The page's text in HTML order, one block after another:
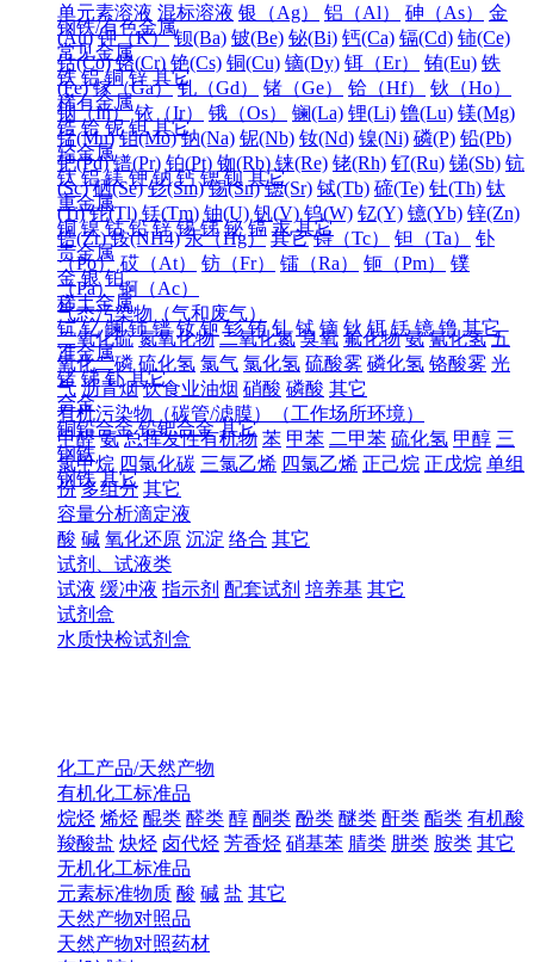
单元素溶液 混标溶液 银（Ag） 铝（Al） 砷（As）
金
(Au) 钾（K） 钡(Ba) 铍(Be) 铋(Bi) 钙(Ca) 镉(Cd) 铈(Ce)
钴(Co) 铬(Cr) 铯(Cs) 铜(Cu) 镝(Dy) 铒（Er） 铕(Eu) 铁
(Fe) 镓（Ga） 钆（Gd） 锗（Ge） 铪（Hf）
钬（Ho）
铟（In） 铱（Ir） 锇（Os） 镧(La) 锂(Li) 镥(Lu) 镁(Mg)
锰(Mn) 钼(Mo) 钠(Na) 铌(Nb) 钕(Nd) 镍(Ni) 磷(P) 铅(Pb)
钯(Pd) 镨(Pr) 铂(Pt) 铷(Rb) 铼(Re) 铑(Rh) 钌(Ru) 锑(Sb) 钪
(Sc) 硒(Se) 钐(Sm) 锡(Sn) 锶(Sr) 铽(Tb) 碲(Te) 钍(Th) 钛
(Ti) 铊(Tl) 铥(Tm) 铀(U) 钒(V) 钨(W) 钇(Y) 镱(Yb) 锌(Zn)
锆(Zr) 铵(NH4) 汞（Hg） 其它 锝（Tc） 钽（Ta）
钋
（Po） 砹（At） 钫（Fr） 镭（Ra） 钷（Pm）
镤
（Pa） 锕（Ac）
气态污染物（气和废气）
二氧化硫 氮氧化物 二氧化氮 臭氧 氟化物 氨 氰化氢 五
氧化二磷 硫化氢 氯气 氯化氢 硫酸雾 磷化氢 铬酸雾 光
气 沥青烟 饮食业油烟 硝酸 磷酸 其它
有机污染物（碳管/滤膜）（工作场所环境）
甲醛 氨 总挥发性有机物 苯 甲苯 二甲苯 硫化氢 甲醇 三
氯甲烷 四氯化碳 三氯乙烯 四氯乙烯 正己烷 正戊烷 单组
份 多组分 其它
容量分析滴定液
酸 碱 氧化还原 沉淀 络合 其它
试剂、试液类
试液 缓冲液 指示剂 配套试剂 培养基 其它
试剂盒
水质快检试剂盒
钢铁/有色金属
常见金属
铁 铝 铜 锌 其它
稀有金属
锆 铪 铌 钽 其它
轻金属
钛 铝 镁 钾 钠 钙 锶 钡 其它
重金属
铜 镍 钴 铅 锌 锡 锑 铋 镉 汞 其它
贵金属
金 银 铂
稀土金属
钪 钇 镧 铈 镨 钕 钷 钐 铕 钆 铽 镝 钬 铒 铥 镱 镥 其它
准金属
锗 锑 钋 其它
合金
铜铅合金 铅钯合金 其它
钢铁
钢铁 其它
化工产品/天然产物
有机化工标准品
烷烃 烯烃 醌类 醛类 醇 酮类 酚类 醚类 酐类 酯类 有机酸
羧酸盐 炔烃 卤代烃 芳香烃 硝基苯 腈类 肼类 胺类 其它
无机化工标准品
元素标准物质 酸 碱 盐 其它
天然产物对照品
天然产物对照药材